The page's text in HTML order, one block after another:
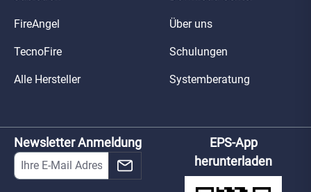
FireAngel
TecnoFire
Alle Hersteller
Über uns
Schulungen
Systemberatung
Newsletter Anmeldung
EPS-App
herunterladen